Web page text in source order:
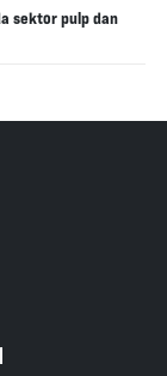
sektor pulp dan